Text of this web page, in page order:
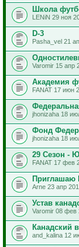
Школа
LENiN 29 ноя
D-3
Pasha_vel 21
Varomir 15 апр
Академия
FANAT 17 июн
jhonizaha 18
Фонд
jhonizaha 18
29 Сезон -
FANAT 17 фев
Приглашаю
Arne 23 апр
Устав
Varomir 08 фев
Канадский
and_kalina 12